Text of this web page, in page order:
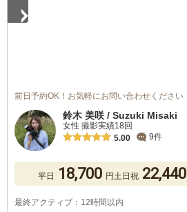
前日予約OK！お気軽にお問い合わせください
鈴木 美咲 / Suzuki Misaki
女性 撮影実績18回
5.00
9件
平日 18,700 円土日祝 22,440
最終アクティブ：12時間以内